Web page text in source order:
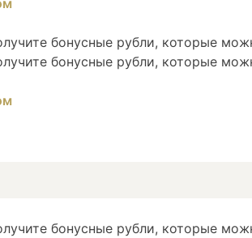
бонусные рубли, которые
бонусные рубли, которые
бонусные рубли, которые